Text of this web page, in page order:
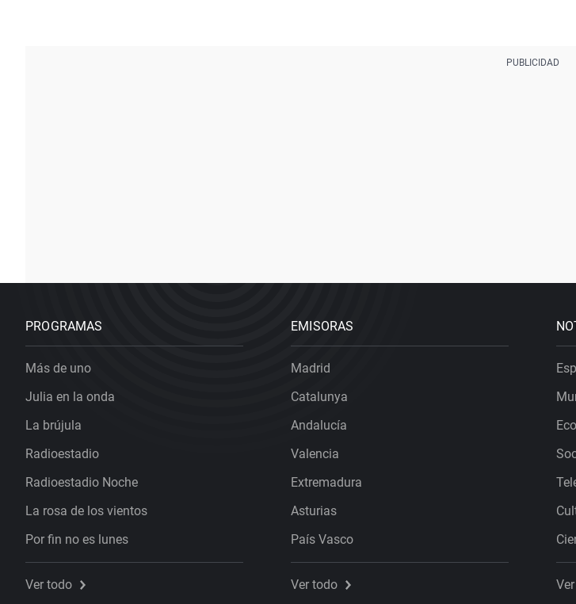
PROGRAMAS
Más de uno
Julia en la onda
La brújula
Radioestadio
Radioestadio Noche
La rosa de los vientos
Por fin no es lunes
Ver todo
EMISORAS
Madrid
Catalunya
Andalucía
Valencia
Extremadura
Asturias
País Vasco
Ver todo